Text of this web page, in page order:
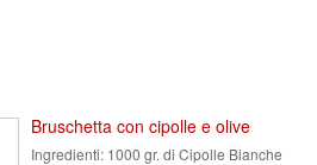
Bruschetta con cipolle e olive
Ingredienti: 1000 gr. di Cipolle Bianche